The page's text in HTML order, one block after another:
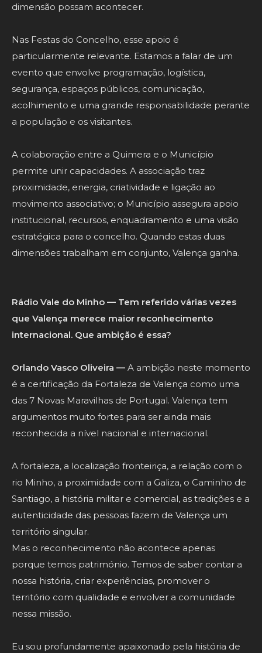
dimensão possam acontecer.
Nas Festas do Concelho, esse apoio é
particularmente relevante. Estamos a falar de um
evento que envolve programação, logística,
segurança, espaços públicos, comunicação,
acolhimento e uma grande responsabilidade perante
a população e os visitantes.
A colaboração entre a Quimera e o Município
permite unir capacidades. A associação traz
proximidade, energia, criatividade e ligação ao
movimento associativo; o Município assegura apoio
institucional, recursos, enquadramento e uma visão
estratégica para o concelho. Quando estas duas
dimensões trabalham em conjunto, Valença ganha.
Rádio Vale do Minho — Tem referido várias vezes
que Valença merece maior reconhecimento
internacional. Que ambição é essa?
Orlando Vasco Oliveira — A ambição neste momento
é a certificação da Fortaleza de Valença como uma
das 7 Novas Maravilhas de Portugal. Valença tem
argumentos muito fortes para ser ainda mais
reconhecida a nível nacional e internacional.
A fortaleza, a localização fronteiriça, a relação com o
rio Minho, a proximidade com a Galiza, o Caminho de
Santiago, a história militar e comercial, as tradições e a
autenticidade das pessoas fazem de Valença um
território singular.
Mas o reconhecimento não acontece apenas
porque temos património. Temos de saber contar a
nossa história, criar experiências, promover o
território com qualidade e envolver a comunidade
nessa missão.
Eu sou profundamente apaixonado pela história de